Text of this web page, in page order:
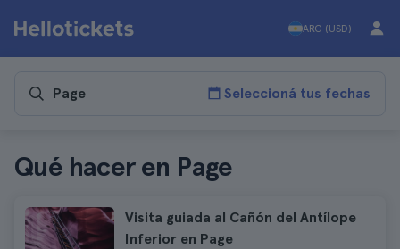
ARG (USD)
Seleccioná tus fechas
Qué hacer en Page
Visita guiada al Cañón del Antílope
Inferior en Page